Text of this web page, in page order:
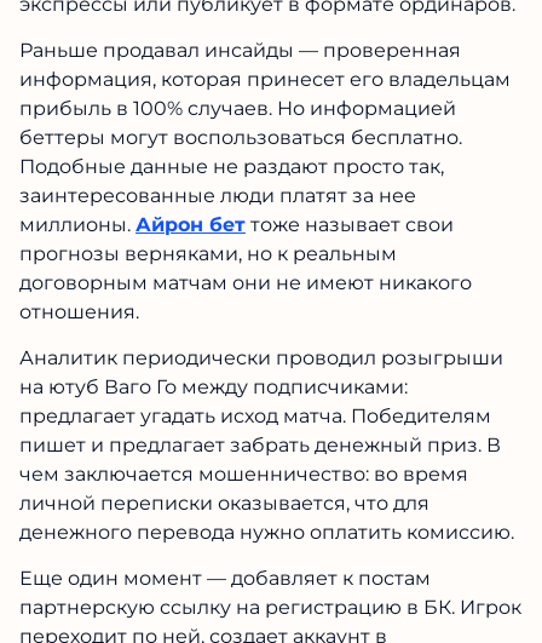
Раньше продавал инсайды — проверенная
информация, которая принесет его владельцам
прибыль в 100% случаев. Но информацией
беттеры могут воспользоваться бесплатно.
Подобные данные не раздают просто так,
заинтересованные люди платят за нее
миллионы. Айрон бет тоже называет свои
прогнозы верняками, но к реальным
договорным матчам они не имеют никакого
отношения.
Аналитик периодически проводил розыгрыши
на ютуб Ваго Го между подписчиками:
предлагает угадать исход матча. Победителям
пишет и предлагает забрать денежный приз. В
чем заключается мошенничество: во время
личной переписки оказывается, что для
денежного перевода нужно оплатить комиссию.
Еще один момент — добавляет к постам
партнерскую ссылку на регистрацию в БК. Игрок
переходит по ней, создает аккаунт в